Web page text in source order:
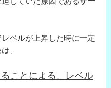
ベルが上昇した時に一定
、
ことによる、レベル